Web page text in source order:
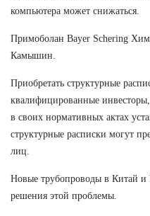
компьютера может снижаться.
Примоболан Bayer Schering
Камышин.
Приобретать структурные
квалифицированные
в своих нормативных актах
структурные расписки могут
лиц.
Новые трубопроводы в Китай и
решения этой проблемы.